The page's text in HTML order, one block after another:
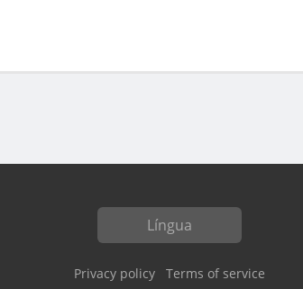
Língua
Privacy policy Terms of service